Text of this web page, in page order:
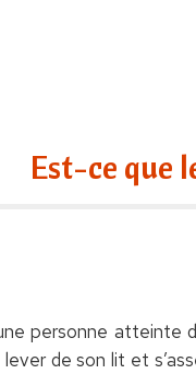
Est-ce que
personne atteinte
de son lit et